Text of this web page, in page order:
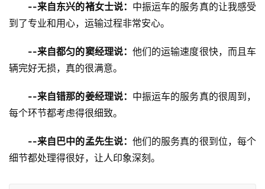
--来自东兴的褚女士说： 中振运车的服务真的让我感受
到了专业和用心，运输过程非常安心。
--来自都匀的窦经理说： 他们的运输速度很快，而且车
辆完好无损，真的很满意。
--来自错那的姜经理说： 中振运车的服务真的很周到，
每个环节都考虑得很细致。
--来自巴中的孟先生说： 他们的服务真的很到位，每个
细节都处理得很好，让人印象深刻。